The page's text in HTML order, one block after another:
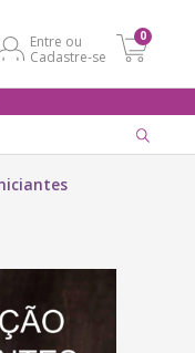
Entre ou
Cadastre-se
0